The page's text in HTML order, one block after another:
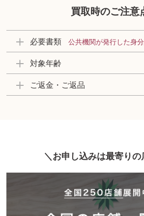
買取時のご注意
必要書類 公共機関が発行した身
対象年齢
ご返金・ご返品
お申し込みは最寄りの